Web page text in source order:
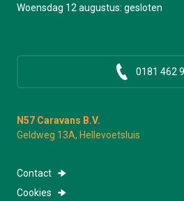
Woensdag 12 augustus: gesloten
0181 462
N57 Caravans B.V.
Geldweg 13A, Hellevoetsluis
Contact
Cookies